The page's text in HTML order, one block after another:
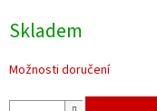
cena:
Skladem
Možnosti doručení